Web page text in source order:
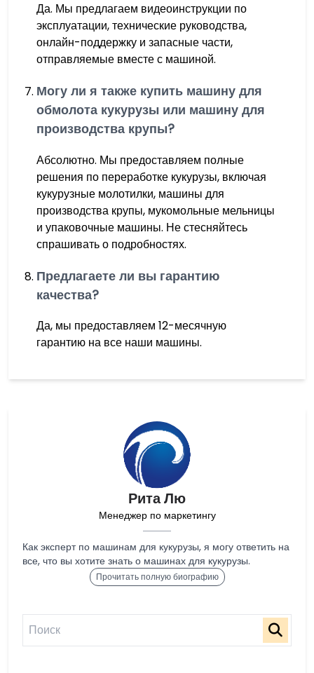
Рита Лю
Менеджер по маркетингу
Как эксперт по машинам для кукурузы, я могу ответить на
все, что вы хотите знать о машинах для кукурузы.
Прочитать полную биографию
Да. Мы предлагаем видеоинструкции по
эксплуатации, технические руководства,
онлайн-поддержку и запасные части,
отправляемые вместе с машиной.
Могу ли я также купить машину для
обмолота кукурузы или машину для
производства крупы?
Абсолютно. Мы предоставляем полные
решения по переработке кукурузы, включая
кукурузные молотилки, машины для
производства крупы, мукомольные мельницы
и упаковочные машины. Не стесняйтесь
спрашивать о подробностях.
Предлагаете ли вы гарантию
качества?
Да, мы предоставляем 12-месячную
гарантию на все наши машины.